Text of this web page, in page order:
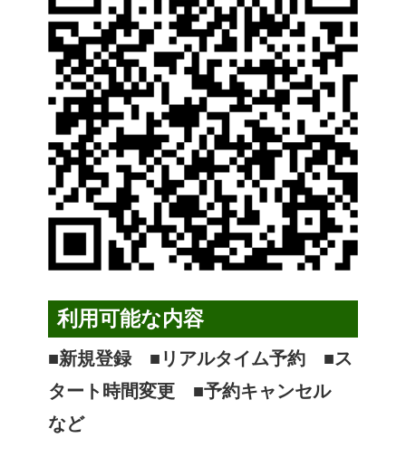
利用可能な内容
■新規登録 ■リアルタイム予約 ■ス
タート時間変更 ■予約キャンセル
など